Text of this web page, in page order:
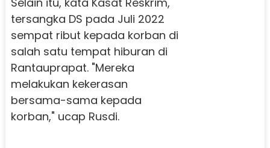
tersangka DS pada Juli 2022
sempat ribut kepada korban di
salah satu tempat hiburan di
Rantauprapat. "Mereka
melakukan kekerasan
bersama-sama kepada
korban," ucap Rusdi.